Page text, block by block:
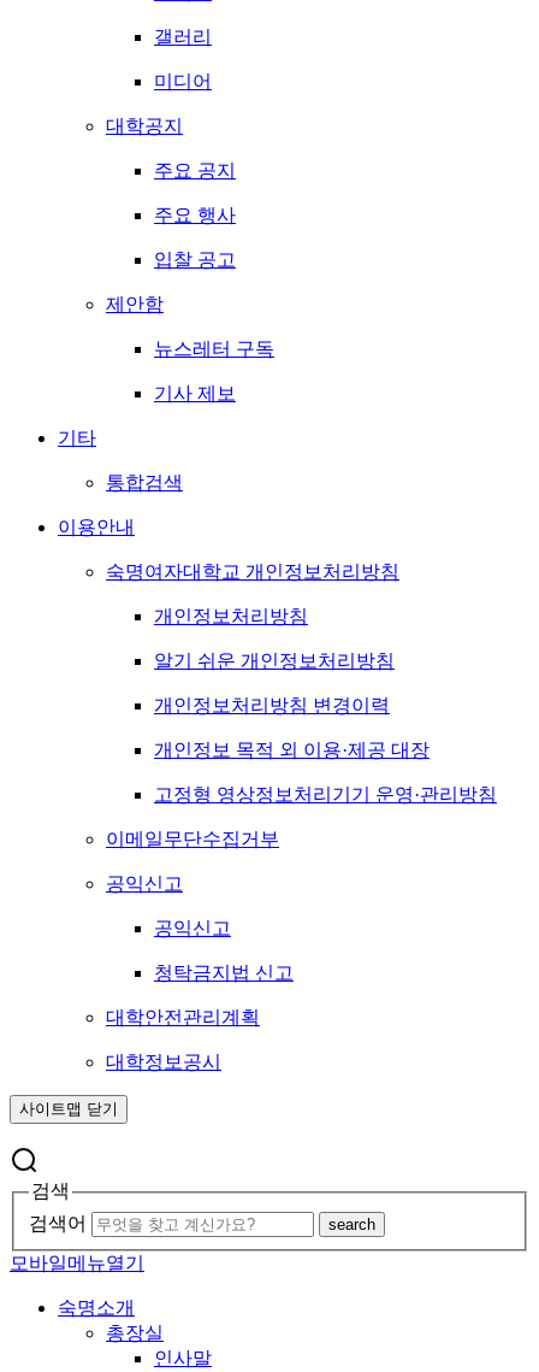
갤러리
미디어
대학공지
주요 공지
주요 행사
입찰 공고
제안함
뉴스레터 구독
기사 제보
기타
통합검색
이용안내
숙명여자대학교 개인정보처리방침
개인정보처리방침
알기 쉬운 개인정보처리방침
개인정보처리방침 변경이력
개인정보 목적 외 이용·제공 대장
고정형 영상정보처리기기 운영·관리방침
이메일무단수집거부
공익신고
공익신고
청탁금지법 신고
대학안전관리계획
대학정보공시
사이트맵 닫기
검색
검색어
search
모바일메뉴열기
숙명소개
총장실
인사말